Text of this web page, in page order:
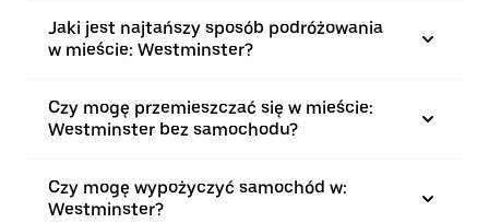
Jaki jest najtańszy sposób podróżowania
w mieście: Westminster?
Czy mogę przemieszczać się w mieście:
Westminster bez samochodu?
Czy mogę wypożyczyć samochód w:
Westminster?